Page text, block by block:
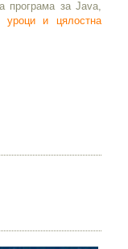
програма за Java,
уроци и цялостна